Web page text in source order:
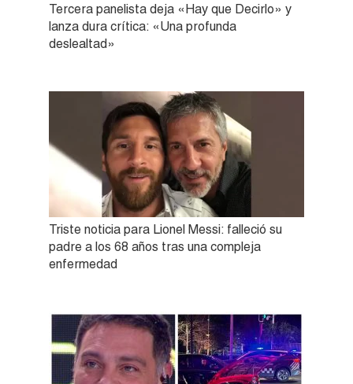
Tercera panelista deja «Hay que Decirlo» y
lanza dura crítica: «Una profunda
deslealtad»
Triste noticia para Lionel Messi: falleció su
padre a los 68 años tras una compleja
enfermedad